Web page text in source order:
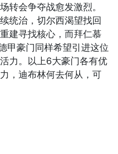
转会争夺战愈发激烈。
统治，切尔西渴望找回
建寻找核心，而拜仁慕
甲豪门同样希望引进这位
力。以上6大豪门各有优
，迪布林何去何从，可